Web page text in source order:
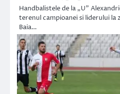
Handbalistele de la „U”
terenul campioanei si liderului la
Baia…